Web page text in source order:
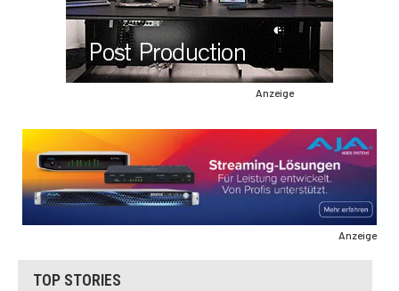
Anzeige
Anzeige
TOP STORIES